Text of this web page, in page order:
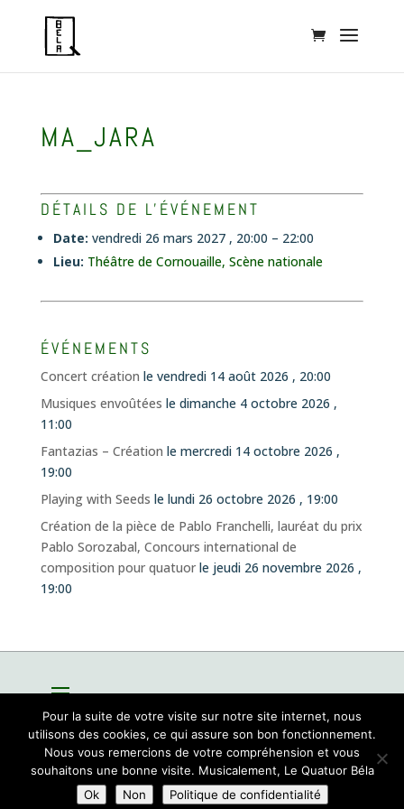
MA_JARA
DÉTAILS DE L'ÉVÉNEMENT
Date: vendredi 26 mars 2027 , 20:00 – 22:00
Lieu: Théâtre de Cornouaille, Scène nationale
ÉVÉNEMENTS
Concert création le vendredi 14 août 2026 , 20:00
Musiques envoûtées le dimanche 4 octobre 2026 ,
11:00
Fantazias – Création le mercredi 14 octobre 2026 ,
19:00
Playing with Seeds le lundi 26 octobre 2026 , 19:00
Création de la pièce de Pablo Franchelli, lauréat du prix
Pablo Sorozabal, Concours international de
composition pour quatuorle jeudi 26 novembre 2026 ,
19:00
Site parSioo studio
Pour la suite de votre visite sur notre site internet, nous
utilisons des cookies, ce qui assure son bon fonctionnement.
Nous vous remercions de votre compréhension et vous
souhaitons une bonne visite. Musicalement, Le Quatuor Béla
Ok
Non Politique de confidentialité